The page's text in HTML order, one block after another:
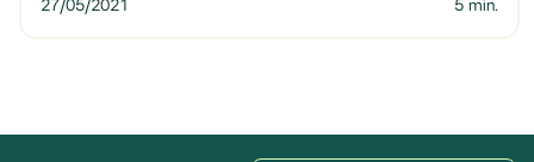
27/05/2021 5 min.